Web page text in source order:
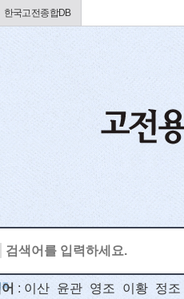
한국고전종합DB
: 이산 윤관 영조 이황 정조